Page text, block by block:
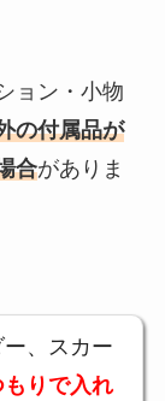
ョン・小物
の付属品が
合がありま
、スカー
りで入れ